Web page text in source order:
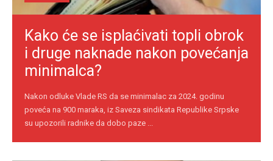
Kako će se isplaćivati topli obrok
i druge naknade nakon povećanja
minimalca?
Nakon odluke Vlade RS da se minimalac za 2024. godinu
poveća na 900 maraka, iz Saveza sindikata Republike Srpske
su upozorili radnike da dobo paze ...